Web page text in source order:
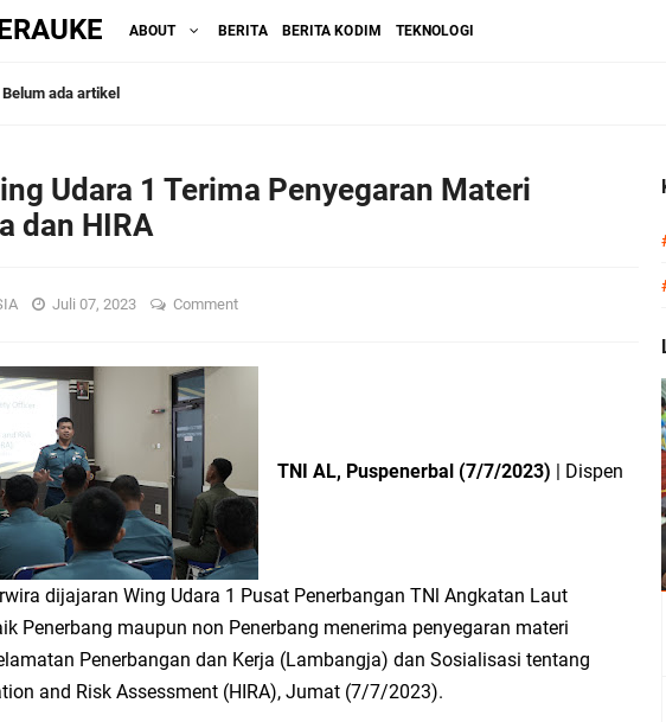
ABOUT BERITA BERITA KODIM TEKNOLOGI
Belum ada artikel
Udara 1 Terima Penyegaran Materi
dan HIRA
Juli 07, 2023 Comment
TNI AL, Puspenerbal (7/7/2023) | Dispen
dijajaran Wing Udara 1 Pusat Penerbangan TNl Angkatan Laut
Penerbang maupun non Penerbang menerima penyegaran materi
Penerbangan dan Kerja (Lambangja) dan Sosialisasi tentang
and Risk Assessment (HIRA), Jumat (7/7/2023).